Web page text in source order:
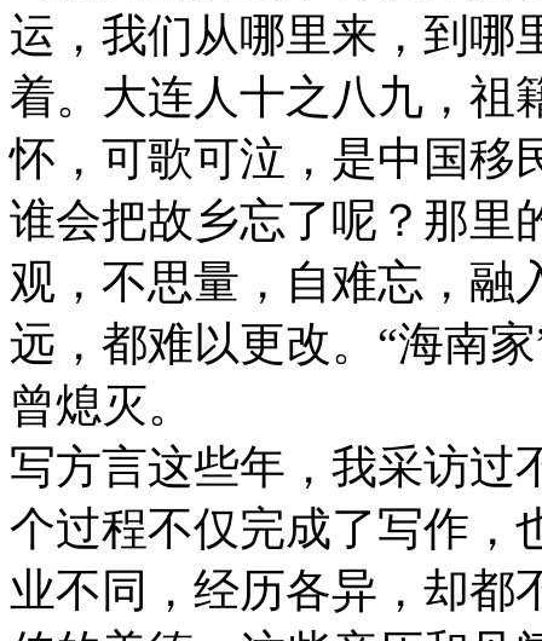
运，我们从哪里来，到哪
着。大连人十之八九，祖
怀，可歌可泣，是中国移
谁会把故乡忘了呢？那里
观，不思量，自难忘，融
远，都难以更改。“海南
曾熄灭。
写方言这些年，我采访过
个过程不仅完成了写作，
业不同，经历各异，却都